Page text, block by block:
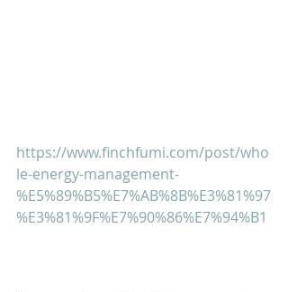
https://www.finchfumi.com/post/who
le-energy-management-
%E5%89%B5%E7%AB%8B%E3%81%97
%E3%81%9F%E7%90%86%E7%94%B1